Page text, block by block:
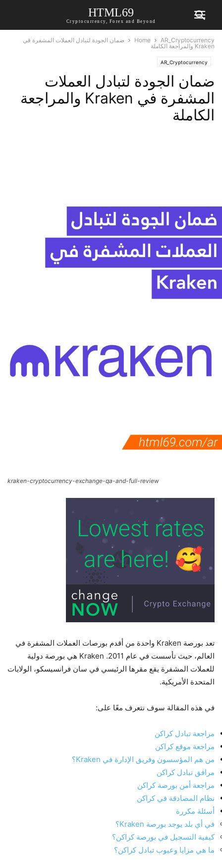
HTML69
Cryptocurrency, Forex and Beyond
Home AR_Cryptocurrency
ضمان الجودة لتبادل العملات المشفرة في
Kraken والمراجعة الكاملة
AR_Cryptocurrency
ضمان الجودة لتبادل العملات
المشفرة في Kraken والمراجعة
الكاملة
kraken-cryptocurrency-exchange-qa-and-full-review
تعد بورصة Kraken واحدة من أقدم بورصات العملات المشفرة في
العالم، حيث تأسست في عام 2011. Kraken هي بورصة دولية
للعملات المشفرة يقع مقرها الرئيسي في سان فرانسيسكو، الولايات
المتحدة الأمريكية.
في هذه المقالة سوف نتعرف معًا على:
مراجعة تبادل كراكن
مراجعة موقع كراكن
من هم المؤسسون وفريق الإدارة في Kraken؟
مرافق تبادل كراكن
مراجعة أمن بورصة كراكن
نظام المصادقة في كراكن
أسئلة مكررة
في أي بلد يوجد بورصة Kraken؟
كيفية التسجيل في بورصة كراكن؟
ما هي مزايا وعيوب تبادل كراكن؟